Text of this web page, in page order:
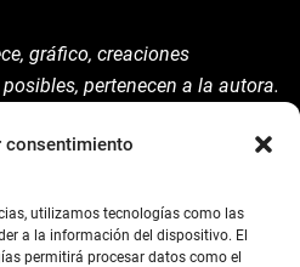
consentimiento
utilizamos tecnologías como las
a la información del dispositivo. El
permitirá procesar datos como el
gráfico, creaciones
pertenecen a la autora.